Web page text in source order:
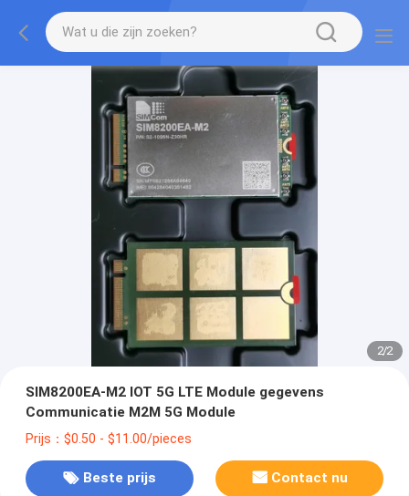
2/2
SIM8200EA-M2 IOT 5G LTE Module gegevens
Communicatie M2M 5G Module
Prijs：$0.50 - $11.00/pieces
Beste prijs Contact nu